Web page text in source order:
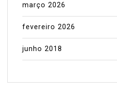
março 2026
fevereiro 2026
junho 2018